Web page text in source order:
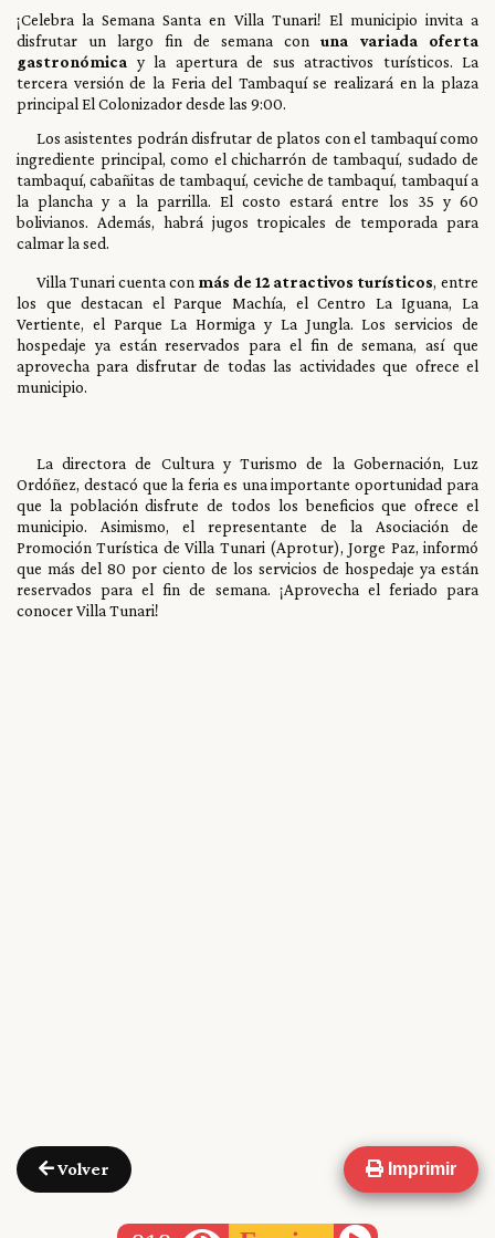
Imprimir
Volver
¡Celebra la Semana Santa en Villa Tunari! El municipio invita a
disfrutar un largo fin de semana con una variada oferta
gastronómica y la apertura de sus atractivos turísticos. La
tercera versión de la Feria del Tambaquí se realizará en la plaza
principal El Colonizador desde las 9:00.
Los asistentes podrán disfrutar de platos con el tambaquí como
ingrediente principal, como el chicharrón de tambaquí, sudado de
tambaquí, cabañitas de tambaquí, ceviche de tambaquí, tambaquí a
la plancha y a la parrilla. El costo estará entre los 35 y 60
bolivianos. Además, habrá jugos tropicales de temporada para
calmar la sed.
Villa Tunari cuenta con más de 12 atractivos turísticos, entre
los que destacan el Parque Machía, el Centro La Iguana, La
Vertiente, el Parque La Hormiga y La Jungla. Los servicios de
hospedaje ya están reservados para el fin de semana, así que
aprovecha para disfrutar de todas las actividades que ofrece el
municipio.
La directora de Cultura y Turismo de la Gobernación, Luz
Ordóñez, destacó que la feria es una importante oportunidad para
que la población disfrute de todos los beneficios que ofrece el
municipio. Asimismo, el representante de la Asociación de
Promoción Turística de Villa Tunari (Aprotur), Jorge Paz, informó
que más del 80 por ciento de los servicios de hospedaje ya están
reservados para el fin de semana. ¡Aprovecha el feriado para
conocer Villa Tunari!